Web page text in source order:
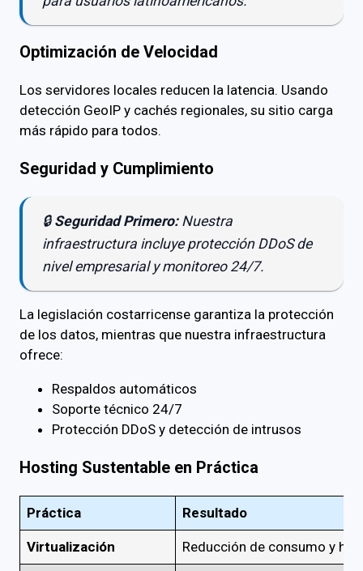
Optimización de Velocidad
Los servidores locales reducen la latencia. Usando
detección GeoIP y cachés regionales, su sitio carga
más rápido para todos.
Seguridad y Cumplimiento
🔒 Seguridad Primero:Nuestra
infraestructura incluye protección DDoS de
nivel empresarial y monitoreo 24/7.
La legislación costarricense garantiza la protección
de los datos, mientras que nuestra infraestructura
ofrece:
Respaldos automáticos
Soporte técnico 24/7
Protección DDoS y detección de intrusos
Hosting Sustentable en Práctica
Práctica Resultado
Virtualización Reducción de consumo y